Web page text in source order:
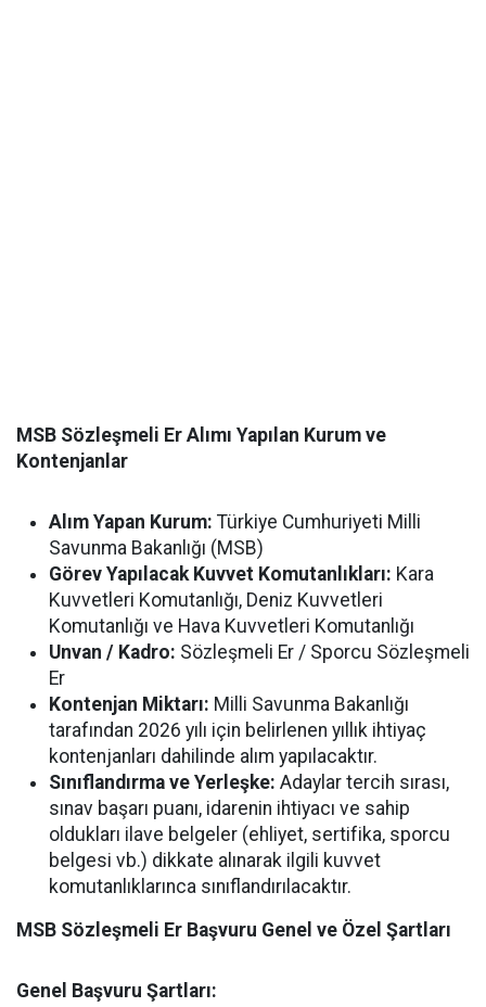
MSB Sözleşmeli Er Alımı Yapılan Kurum ve
Kontenjanlar
Alım Yapan Kurum: Türkiye Cumhuriyeti Milli
Savunma Bakanlığı (MSB)
Görev Yapılacak Kuvvet Komutanlıkları: Kara
Kuvvetleri Komutanlığı, Deniz Kuvvetleri
Komutanlığı ve Hava Kuvvetleri Komutanlığı
Unvan / Kadro: Sözleşmeli Er / Sporcu Sözleşmeli
Er
Kontenjan Miktarı: Milli Savunma Bakanlığı
tarafından 2026 yılı için belirlenen yıllık ihtiyaç
kontenjanları dahilinde alım yapılacaktır.
Sınıflandırma ve Yerleşke: Adaylar tercih sırası,
sınav başarı puanı, idarenin ihtiyacı ve sahip
oldukları ilave belgeler (ehliyet, sertifika, sporcu
belgesi vb.) dikkate alınarak ilgili kuvvet
komutanlıklarınca sınıflandırılacaktır.
MSB Sözleşmeli Er Başvuru Genel ve Özel Şartları
Genel Başvuru Şartları: